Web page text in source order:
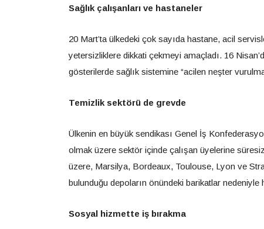
Sağlık çalışanları ve hastaneler
20 Mart’ta ülkedeki çok sayıda hastane, acil
yetersizliklere dikkati çekmeyi amaçladı. 16
gösterilerde sağlık sistemine “acilen neşter
Temizlik sektörü de grevde
Ülkenin en büyük sendikası Genel İş
olmak üzere sektör içinde çalışan üyelerine
üzere, Marsilya, Bordeaux, Toulouse, Lyon ve
bulunduğu depoların önündeki barikatlar
Sosyal hizmette iş bırakma